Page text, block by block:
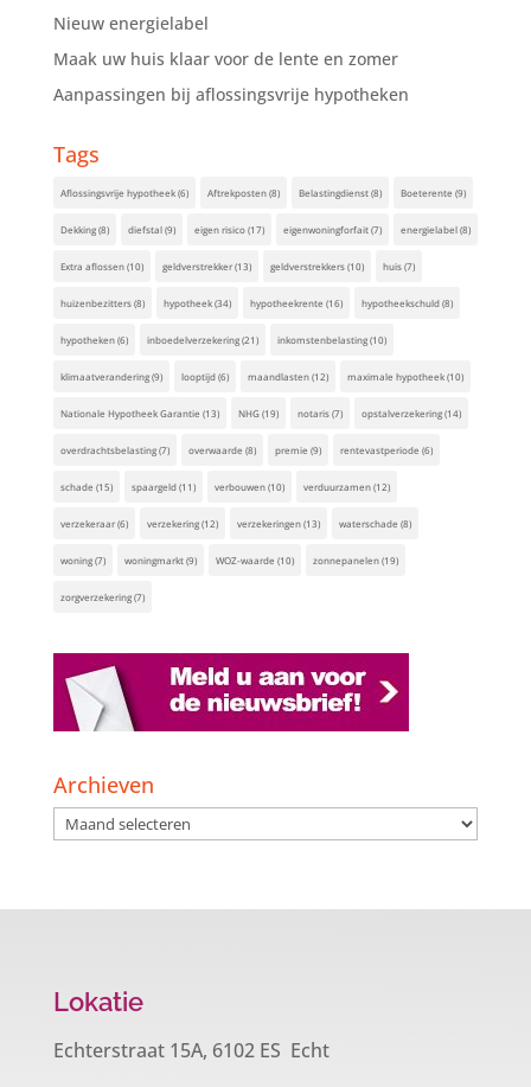
Nieuw energielabel
Maak uw huis klaar voor de lente en zomer
Aanpassingen bij aflossingsvrije hypotheken
Tags
Aflossingsvrije hypotheek(6) Aftrekposten(8) Belastingdienst(8) Boeterente (9)
Dekking(8) diefstal(9) eigen risico(17) eigenwoningforfait(7) energielabel(8)
Extra aflossen(10) geldverstrekker(13) geldverstrekkers(10) huis(7)
huizenbezitters(8) hypotheek(34) hypotheekrente (16) hypotheekschuld(8)
hypotheken(6) inboedelverzekering(21) inkomstenbelasting(10)
klimaatverandering(9) looptijd(6) maandlasten(12) maximale hypotheek(10)
Nationale Hypotheek Garantie (13) NHG(19) notaris(7) opstalverzekering(14)
overdrachtsbelasting(7) overwaarde (8) premie (9) rentevastperiode (6)
schade (15) spaargeld(11) verbouwen(10) verduurzamen(12)
verzekeraar(6) verzekering(12) verzekeringen(13) waterschade (8)
woning(7) woningmarkt(9) WOZ-waarde (10) zonnepanelen(19)
zorgverzekering(7)
Archieven
Archieven
Lokatie
Echterstraat 15A, 6102 ES Echt